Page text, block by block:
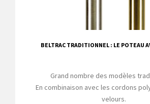
BELTRAC TRADITIONNEL : LE POTEAU
Grand nombre des modèles
En combinaison avec les cordons
velours.